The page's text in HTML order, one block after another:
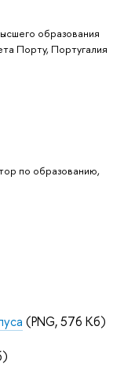
(PNG, 576 Кб)
образования
Порту, Португалия
по образованию,